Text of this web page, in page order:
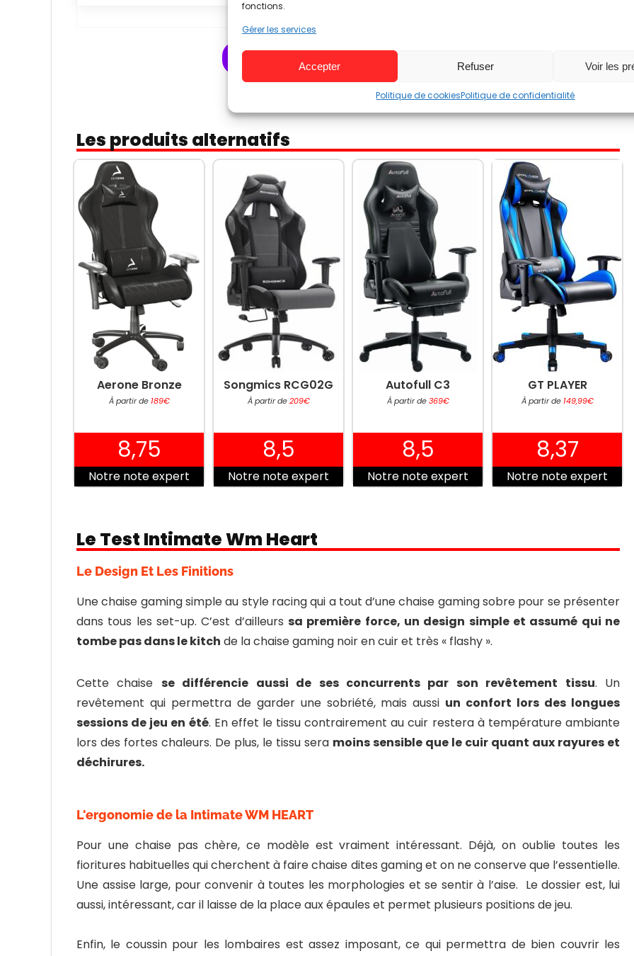
fonctions.
Gérer les services
Accepter Refuser Voir les
Politique de cookiesPolitique de confidentialité
Accéder au prix et à la fiche produit
Les produits alternatifs
Aerone Bronze
À partir de 189€
8,75
Notre note expert
Songmics RCG02G
À partir de209€
8,5
Notre note expert
Autofull C3
À partir de369€
8,5
Notre note expert
GT PLAYER
À partir de 149,99€
8,37
Notre note expert
Le Test Intimate Wm Heart
Le Design Et Les Finitions
Une chaise gaming simple au style racing qui a tout d’une chaise gaming sobre pour se présenter
dans tous les set-up. C’est d’ailleurs sa première force, un design simple et assumé qui ne
tombe pas dans le kitch de la chaise gaming noir en cuir et très « flashy ».
Cette chaise se différencie aussi de ses concurrents par son revêtement tissu. Un
revêtement qui permettra de garder une sobriété, mais aussi un confort lors des longues
sessions de jeu en été. En effet le tissu contrairement au cuir restera à température ambiante
lors des fortes chaleurs. De plus, le tissu sera moins sensible que le cuir quant aux rayures et
déchirures.
L'ergonomie de la Intimate WM HEART
Pour une chaise pas chère, ce modèle est vraiment intéressant. Déjà, on oublie toutes les
fioritures habituelles qui cherchent à faire chaise dites gaming et on ne conserve que l’essentielle.
Une assise large, pour convenir à toutes les morphologies et se sentir à l’aise. Le dossier est, lui
aussi, intéressant, car il laisse de la place aux épaules et permet plusieurs positions de jeu.
Enfin, le coussin pour les lombaires est assez imposant, ce qui permettra de bien couvrir les